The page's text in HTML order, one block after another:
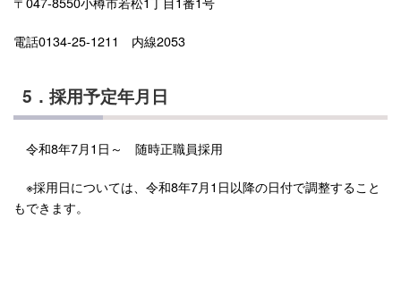
電話0134-25-1211 内線2053
5．採用予定年月日
令和8年7月1日～ 随時正職員採用
※採用日については、令和8年7月1日以降の日付で調整すること
もできます。